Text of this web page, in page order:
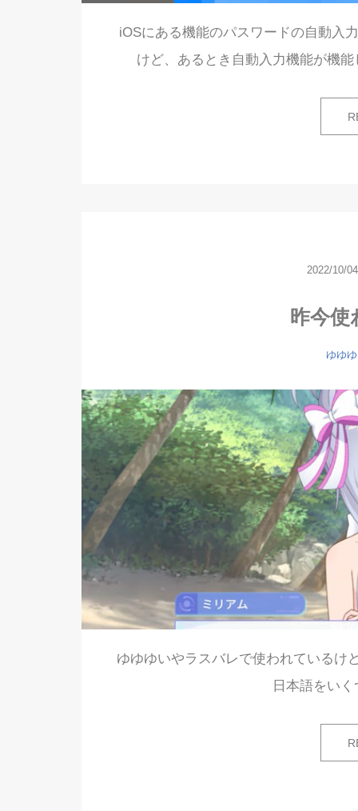
iOSにある機能のパスワードの自動入
けど、あるとき自動入力機能が機
2022/10/04
昨今
ゆゆ
ゆゆゆいやラスバレで使われているけ
日本語をい